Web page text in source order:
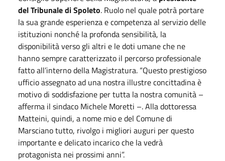
del Tribunale di Spoleto. Ruolo nel quale potrà portare
la sua grande esperienza e competenza al servizio delle
istituzioni nonché la profonda sensibilità, la
disponibilità verso gli altri e le doti umane che ne
hanno sempre caratterizzato il percorso professionale
fatto all’interno della Magistratura. “Questo prestigioso
ufficio assegnato ad una nostra illustre concittadina è
motivo di soddisfazione per tutta la nostra comunità –
afferma il sindaco Michele Moretti –. Alla dottoressa
Matteini, quindi, a nome mio e del Comune di
Marsciano tutto, rivolgo i migliori auguri per questo
importante e delicato incarico che la vedrà
protagonista nei prossimi anni”.